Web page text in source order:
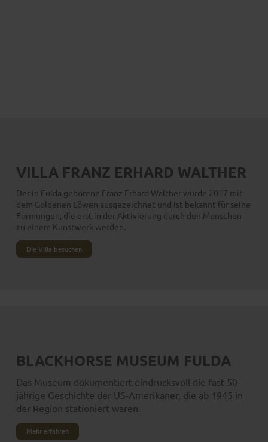
VILLA FRANZ ERHARD WALTHER
Der in Fulda geborene Franz Erhard Walther wurde 2017 mit
dem Goldenen Löwen ausgezeichnet und ist bekannt für seine
Formungen, die erst in der Aktivierung durch den Menschen
zu einem Kunstwerk werden.
Die Villa besuchen
BLACKHORSE MUSEUM FULDA
Das Museum dokumentiert eindrucksvoll die fast 50-
jährige Geschichte der US-Amerikaner, die ab 1945 in
der Region stationiert waren.
Mehr erfahren